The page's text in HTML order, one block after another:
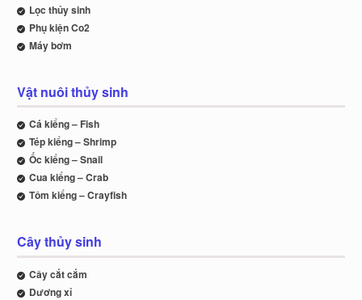
Lọc thủy sinh
Phụ kiện Co2
Máy bơm
Vật nuôi thủy sinh
Cá kiểng – Fish
Tép kiểng – Shrimp
Ốc kiểng – Snail
Cua kiểng – Crab
Tôm kiểng – Crayfish
Cây thủy sinh
Cây cắt cắm
Dương xỉ